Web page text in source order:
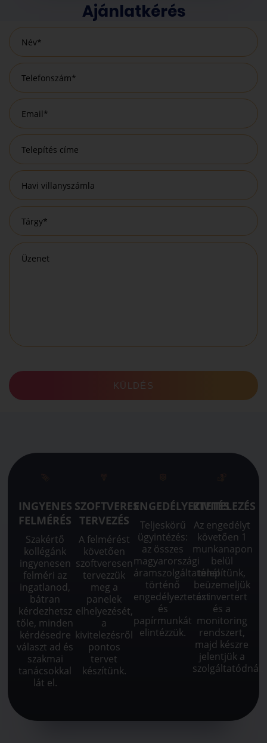
Ajánlatkérés
INGYENES
FELMÉRÉS
Szakértő
kollégánk
ingyenesen
felméri az
ingatlanod,
bátran
kérdezhetsz
tőle, minden
kérdésedre
választ ad és
szakmai
tanácsokkal
lát el.
SZOFTVERES
TERVEZÉS
A felmérést
követően
szoftveresen
tervezzük
meg a
panelek
elhelyezését,
a
kivitelezésről
pontos
tervet
készítünk.
ENGEDÉLYEZTETÉS
Teljeskörű
ügyintézés:
az összes
magyarországi
áramszolgáltatónál
történő
engedélyeztetést
és
papírmunkát
elintézzük.
KIVITELEZÉS
Az engedélyt
követően 1
munkanapon
belül
telepítünk,
beüzemeljük
az invertert
és a
monitoring
rendszert,
majd készre
jelentjük a
szolgáltatódnál.